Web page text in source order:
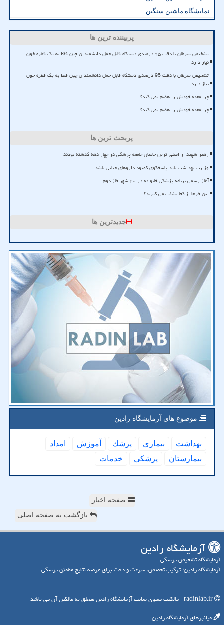
نمایشگاه ماشین سنگین
پربیننده ترین ها
تشخیص سرطان با دقت ۹۵ درصدی دستگاه قابل حمل دانشمندان چین فقط به یک قطره خون
نیاز دارد
تشخیص سرطان با دقت 95 درصدی دستگاه قابل حمل دانشمندان چین فقط به یک قطره خون
نیاز دارد
چرا معده خودش را هضم نمی کند؟
چرا معده خودش را هضم نمی کند؟
پربحث ترین ها
رهبر شهید از اصلی ترین حامیان جامعه پزشکی در چهار دهه گذشته بودند
وزارت بهداشت باید پاسخگوی کمبود داروهای حیاتی باشد
آغاز رسمی برنامه پزشکی خانواده در ۲۰ شهر فاز دوم
این فرها از کجا نشئت می گیرند؟
جدیدترین ها
موضوع های آزمایشگاه رادین
بهداشت بیماری پزشك آموزش
امداد
بیمارستان
پزشكی خدمات
صفحه اخبار
بازگشت به صفحه اصلی
آزمایشگاه رادین
آزمایشگاه تشخیص پزشکی
آزمایشگاه رادین؛ ترکیب تخصص، سرعت و دقت برای عرضه نتایج مطمئن پزشکی
میانبرهای آزمایشگاه رادین